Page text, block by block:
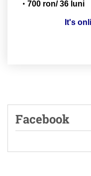
700 ron/ 36 luni
It's
Facebook